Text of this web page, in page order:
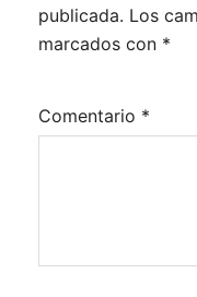
publicada. Los
marcados con *
Comentario *